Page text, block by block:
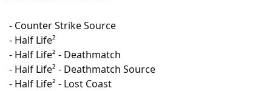
- Counter Strike Source
- Half Life²
- Half Life² - Deathmatch
- Half Life² - Deathmatch Source
- Half Life² - Lost Coast